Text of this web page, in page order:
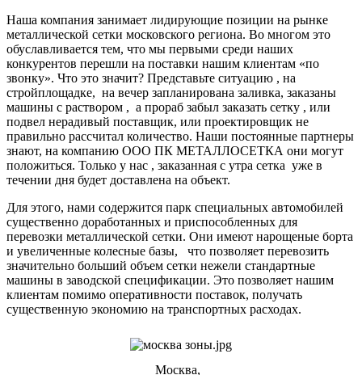
Наша компания занимает лидирующие позиции на рынке
металлической сетки московского региона. Во многом это
обуславливается тем, что мы первыми среди наших
конкурентов перешли на поставки нашим клиентам «по
звонку». Что это значит? Представьте ситуацию , на
стройплощадке, на вечер запланирована заливка, заказаны
машины с раствором , а прораб забыл заказать сетку , или
подвел нерадивый поставщик, или проектировщик не
правильно рассчитал количество. Наши постоянные партнеры
знают, на компанию ООО ПК МЕТАЛЛОСЕТКА они могут
положиться. Только у нас , заказанная с утра сетка уже в
течении дня будет доставлена на объект.
Для этого, нами содержится парк специальных автомобилей
существенно доработанных и приспособленных для
перевозки металлической сетки. Они имеют нарощеные борта
и увеличенные колесные базы, что позволяет перевозить
значительно больший объем сетки нежели стандартные
машины в заводской спецификации. Это позволяет нашим
клиентам помимо оперативности поставок, получать
существенную экономию на транспортных расходах.
Москва,